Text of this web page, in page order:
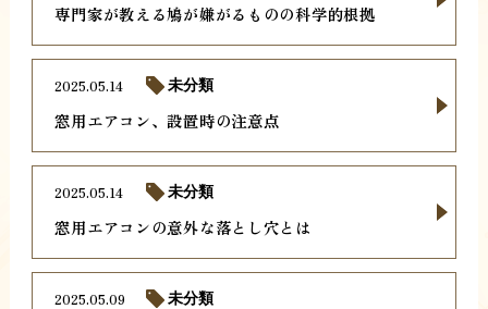
専門家が教える鳩が嫌がるものの科学的根拠
窓用エアコン、設置時の注意点
2025.05.14 未分類
窓用エアコンの意外な落とし穴とは
2025.05.14 未分類
2025.05.09 未分類